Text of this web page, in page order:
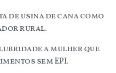
de usina de cana como
rural.
a mulher que
sem EPI.